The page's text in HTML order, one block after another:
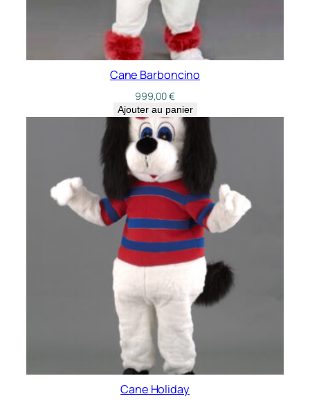
Cane Barboncino
999,00€
Ajouter au panier
Cane Holiday